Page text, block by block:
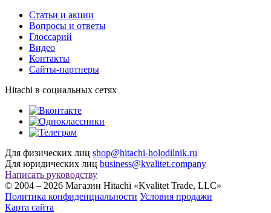
Cтатьи и акции
Вопросы и ответы
Глоссарий
Видео
Контакты
Сайты-партнеры
Hitachi в социальных сетях
Для физических лиц shop@hitachi-holodilnik.ru
Для юридических лиц business@kvalitet.company
Написать руководству
© 2004 – 2026 Магазин Hitachi «Kvalitet Trade, LLC»
Политика конфиденциальности Условия продажи
Карта сайта